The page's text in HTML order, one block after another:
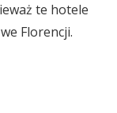
te hotele
Florencji.